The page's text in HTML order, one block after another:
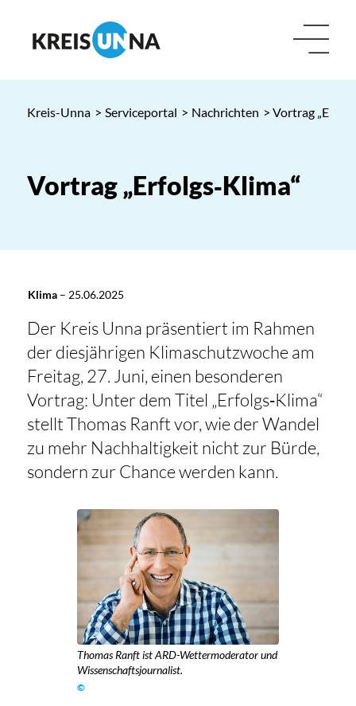
Kreis-Unna > Serviceportal > Nachrichten > Vortrag
Vortrag „Erfolgs‑Klima“
Klima– 25.06.2025
Der Kreis Unna präsentiert im Rahmen
der diesjährigen Klimaschutzwoche am
Freitag, 27. Juni, einen besonderen
Vortrag: Unter dem Titel „Erfolgs‑Klima“
stellt Thomas Ranft vor, wie der Wandel
zu mehr Nachhaltigkeit nicht zur Bürde,
sondern zur Chance werden kann.
Thomas Ranft ist ARD-Wettermoderator und
Wissenschaftsjournalist.
©